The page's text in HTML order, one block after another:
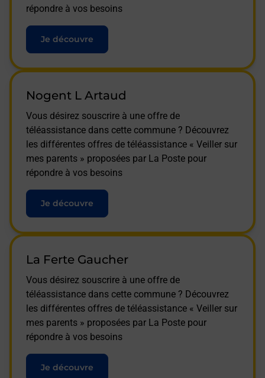
répondre à vos besoins
Je découvre
Nogent L Artaud
Vous désirez souscrire à une offre de
téléassistance dans cette commune ? Découvrez
les différentes offres de téléassistance « Veiller sur
mes parents » proposées par La Poste pour
répondre à vos besoins
Je découvre
La Ferte Gaucher
Vous désirez souscrire à une offre de
téléassistance dans cette commune ? Découvrez
les différentes offres de téléassistance « Veiller sur
mes parents » proposées par La Poste pour
répondre à vos besoins
Je découvre